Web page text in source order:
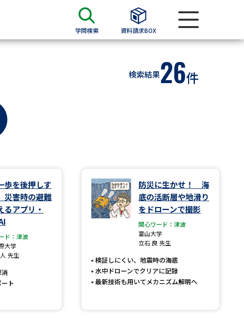
学問検索 資料請求BOX
求
項＆願書
請求
請求
留学・進学関連、塾・予備校
請求
案内」の請求
高等学校卒業程度認定試験
員資格認定試験
検索結果26件
歩を後押しす
害時の避難
るアプリ・
ド：津波
大学
先生
ト
防災に生かせ！ 海
底の活断層や地滑り
をドローンで撮影
関心ワード：津波
富山大学
立石 良 先生
検証しにくい、地震時の海底
水中ドローンでクリアに記録
最新技術も用いてメカニズム解明へ